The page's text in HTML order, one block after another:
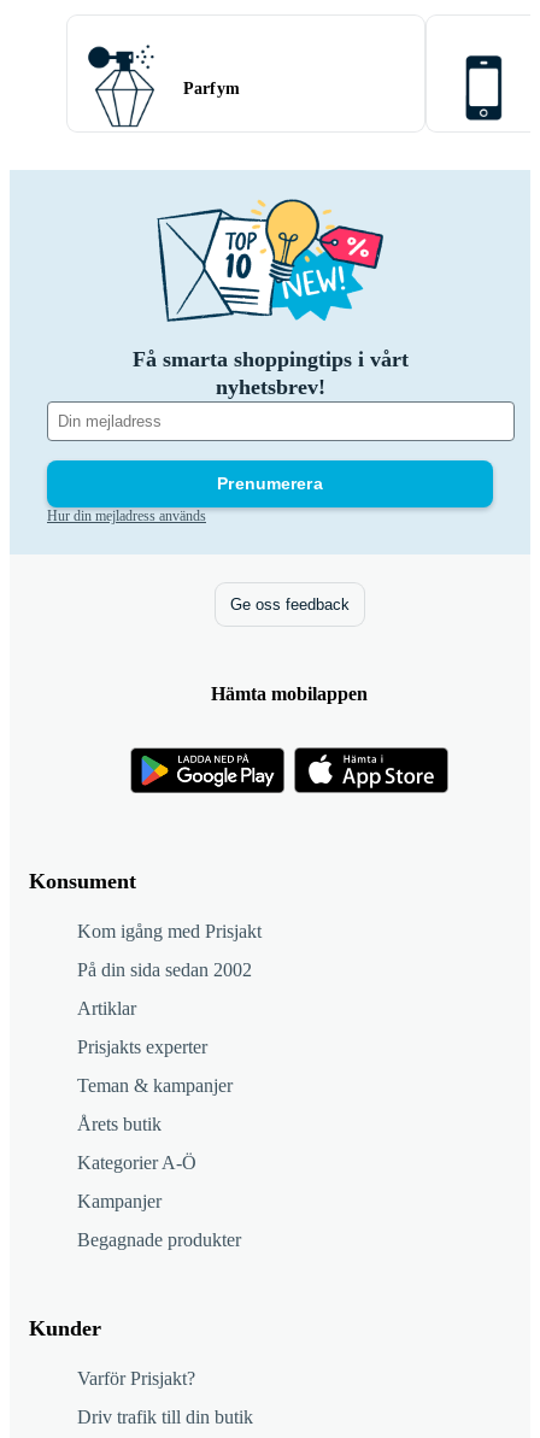
Parfym
Få smarta shoppingtips i vårt
nyhetsbrev!
Prenumerera
Hur din mejladress används
Konsument
Kom igång med Prisjakt
På din sida sedan 2002
Artiklar
Prisjakts experter
Teman & kampanjer
Årets butik
Kategorier A-Ö
Kampanjer
Begagnade produkter
Kunder
Varför Prisjakt?
Driv trafik till din butik
Ge oss feedback
Hämta mobilappen